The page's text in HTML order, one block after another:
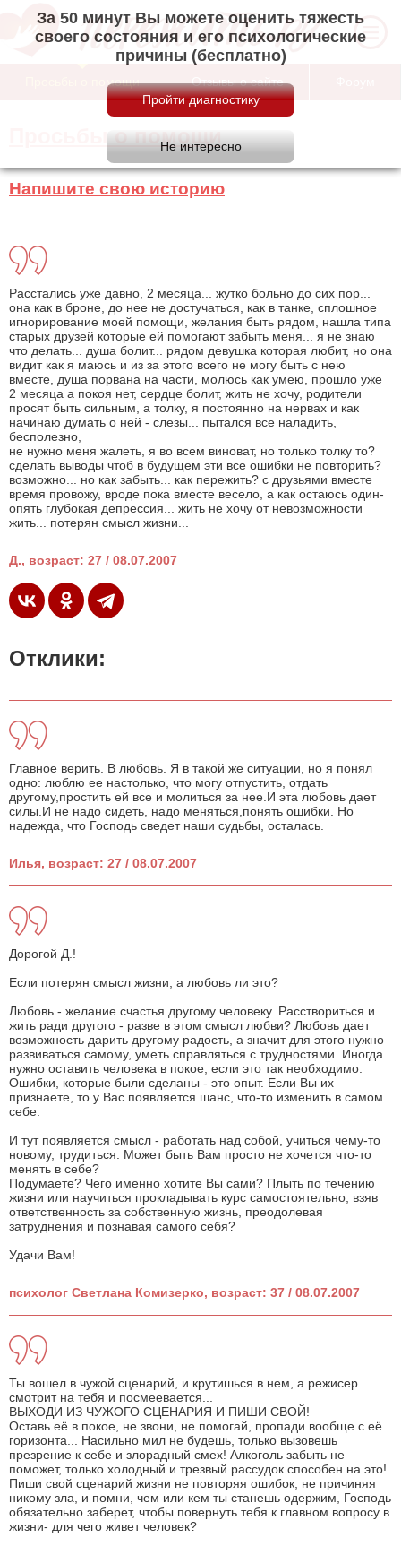
За 50 минут Вы можете оценить тяжесть
своего состояния и его психологические
причины (бесплатно)
Просьбы о помощи Отзывы о сайте
Просьбы о помощи
Напишите свою историю
Расстались уже давно, 2 месяца... жутко больно до сих пор...
она как в броне, до нее не достучаться, как в танке, сплошное
игнорирование моей помощи, желания быть рядом, нашла типа
старых друзей которые ей помогают забыть меня... я не знаю
что делать... душа болит... рядом девушка которая любит, но она
видит как я маюсь и из за этого всего не могу быть с нею
вместе, душа порвана на части, молюсь как умею, прошло уже
2 месяца а покоя нет, сердце болит, жить не хочу, родители
просят быть сильным, а толку, я постоянно на нервах и как
начинаю думать о ней - слезы... пытался все наладить,
бесполезно,
не нужно меня жалеть, я во всем виноват, но только толку то?
сделать выводы чтоб в будущем эти все ошибки не повторить?
возможно... но как забыть... как пережить? с друзьями вместе
время провожу, вроде пока вместе весело, а как остаюсь один-
опять глубокая депрессия... жить не хочу от невозможности
жить... потерян смысл жизни...
Д., возраст: 27 / 08.07.2007
Отклики:
Главное верить. В любовь. Я в такой же ситуации, но я понял
одно: люблю ее настолько, что могу отпустить, отдать
другому,простить ей все и молиться за нее.И эта любовь дает
силы.И не надо сидеть, надо меняться,понять ошибки. Но
надежда, что Господь сведет наши судьбы, осталась.
Илья, возраст: 27 / 08.07.2007
Дорогой Д.!
Если потерян смысл жизни, а любовь ли это?
Любовь - желание счастья другому человеку. Расствориться и
жить ради другого - разве в этом смысл любви? Любовь дает
возможность дарить другому радость, а значит для этого нужно
развиваться самому, уметь справляться с трудностями. Иногда
нужно оставить человека в покое, если это так необходимо.
Ошибки, которые были сделаны - это опыт. Если Вы их
признаете, то у Вас появляется шанс, что-то изменить в самом
себе.
И тут появляется смысл - работать над собой, учиться чему-то
новому, трудиться. Может быть Вам просто не хочется что-то
менять в себе?
Подумаете? Чего именно хотите Вы сами? Плыть по течению
жизни или научиться прокладывать курс самостоятельно, взяв
ответственность за собственную жизнь, преодолевая
затруднения и познавая самого себя?
Удачи Вам!
психолог Светлана Комизерко, возраст: 37 / 08.07.2007
Ты вошел в чужой сценарий, и крутишься в нем, а режисер
смотрит на тебя и посмеевается...
ВЫХОДИ ИЗ ЧУЖОГО СЦЕНАРИЯ И ПИШИ СВОЙ!
Оставь её в покое, не звони, не помогай, пропади вообще с её
горизонта... Насильно мил не будешь, только вызовешь
презрение к себе и злорадный смех! Алкоголь забыть не
поможет, только холодный и трезвый рассудок способен на это!
Пиши свой сценарий жизни не повторяя ошибок, не причиняя
никому зла, и помни, чем или кем ты станешь одержим, Господь
обязательно заберет, чтобы повернуть тебя к главном вопросу в
жизни- для чего живет человек?